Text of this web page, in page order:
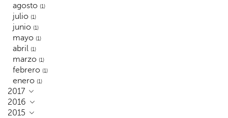
agosto (1)
julio (1)
junio (1)
mayo (1)
abril (1)
marzo (1)
febrero (1)
enero (1)
2017
2016
2015